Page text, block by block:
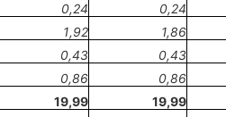
0,24 0,24
1,92 1,86
0,43 0,43
0,86 0,86
19,99 19,99